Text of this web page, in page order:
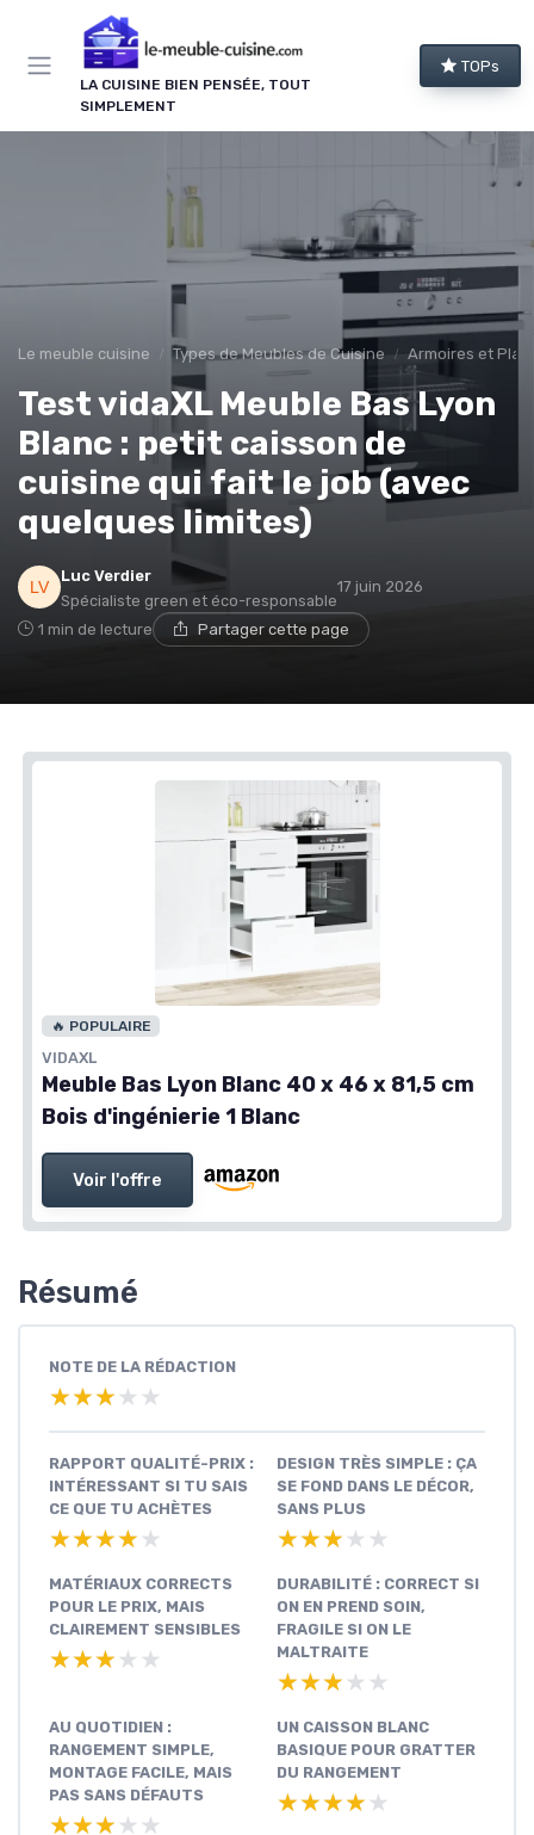
LA CUISINE BIEN PENSÉE, TOUT
SIMPLEMENT
TOPs
Le meuble cuisine Types de Meubles de Cuisine Armoires et
Test vidaXL Meuble Bas Lyon
Blanc : petit caisson de
cuisine qui fait le job (avec
quelques limites)
Luc Verdier
Spécialiste green et éco-responsable
17 juin 2026
1 min de lecture Partager cette page
🔥 POPULAIRE
VIDAXL
Meuble Bas Lyon Blanc 40 x 46 x 81,5 cm
Bois d'ingénierie 1 Blanc
Voir l'offre
Résumé
NOTE DE LA RÉDACTION
★★★★★
★★★★★
RAPPORT QUALITÉ-PRIX :
INTÉRESSANT SI TU SAIS
CE QUE TU ACHÈTES
★★★★★
★★★★★
DESIGN TRÈS SIMPLE : ÇA
SE FOND DANS LE DÉCOR,
SANS PLUS
★★★★★
★★★★★
MATÉRIAUX CORRECTS
POUR LE PRIX, MAIS
CLAIREMENT SENSIBLES
★★★★★
★★★★★
DURABILITÉ : CORRECT SI
ON EN PREND SOIN,
FRAGILE SI ON LE
MALTRAITE
★★★★★
★★★★★
AU QUOTIDIEN :
RANGEMENT SIMPLE,
MONTAGE FACILE, MAIS
PAS SANS DÉFAUTS
★★★★★
★★★★★
UN CAISSON BLANC
BASIQUE POUR GRATTER
DU RANGEMENT
★★★★★
★★★★★
Panneau de gestion des cookies